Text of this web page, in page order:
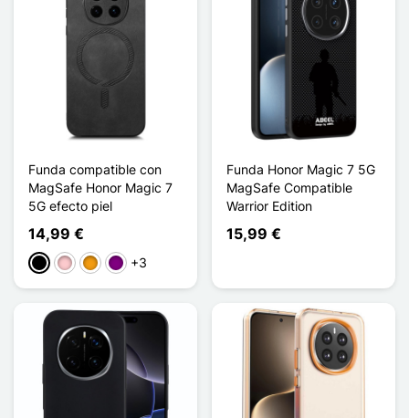
Funda compatible con
MagSafe Honor Magic 7
5G efecto piel
14,99 €
NegroRosaNaranjaPúrpura
+3
Funda Honor Magic 7 5G
MagSafe Compatible
Warrior Edition
15,99 €